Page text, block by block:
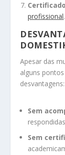
profissional.
Apesar das
alguns
desvantagens:
Sem
Sem